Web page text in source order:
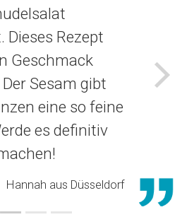
Dieses Rezept
Geschmack
Sesam gibt
eine so feine
es definitiv
Hannah aus Düsseldorf